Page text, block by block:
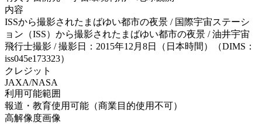
内容
ISSから撮影されたまばゆい都市の夜景 / 国際宇宙ステーシ
ョン（ISS）から撮影されたまばゆい都市の夜景 / 油井宇宙
飛行士撮影 / 撮影日：2015年12月8日（日本時間）（DIMS：
iss045e173323）
クレジット
JAXA/NASA
利用可能範囲
報道・教育使用可能（商業目的使用不可）
高解像度画像